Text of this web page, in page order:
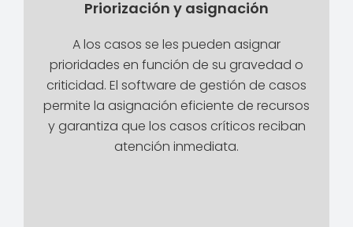
Priorización y asignación
A los casos se les pueden asignar
prioridades en función de su gravedad o
criticidad. El software de gestión de casos
permite la asignación eficiente de recursos
y garantiza que los casos críticos reciban
atención inmediata.